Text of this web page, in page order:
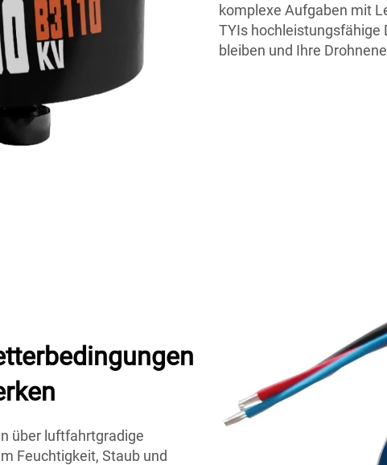
komplexe Aufgaben mit
TYIs hochleistungsfähige
bleiben und Ihre
über luftfahrtgradige
Feuchtigkeit, Staub und